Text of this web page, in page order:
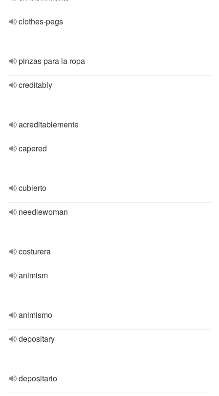
clothes-pegs
pinzas para la ropa
creditably
acreditablemente
capered
cubierto
needlewoman
costurera
animism
animismo
depositary
depositario